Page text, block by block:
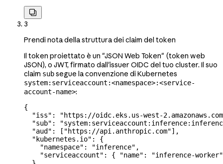

3
Prendi nota della struttura dei claim del token
Il token proiettato è un "JSON Web Token" (token web
JSON), o JWT, firmato dall'issuer OIDC del tuo cluster. Il suo
claim subsegue la convenzione di Kubernetes
system:serviceaccount:<namespace>:<service-
account-name>:
{
  "iss"
:
"https://oidc.eks.us-west-
  "sub"
:
  "aud"
: [ "https://api.anthropic.com"],
  "kubernetes.io"
: {
    "namespace"
: "inference" ,
    "serviceaccount"
: { "name" :
"inference-worker"